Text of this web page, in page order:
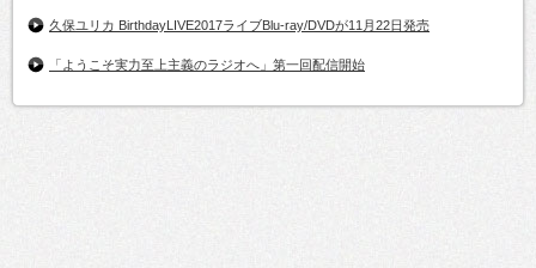
久保ユリカ BirthdayLIVE2017ライブBlu-ray/DVDが11月22日発売
「ようこそ実力至上主義のラジオへ」第一回配信開始